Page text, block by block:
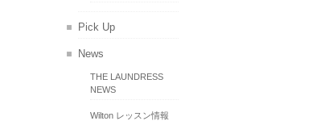
Pick Up
News
THE LAUNDRESS
NEWS
Wilton レッスン情報